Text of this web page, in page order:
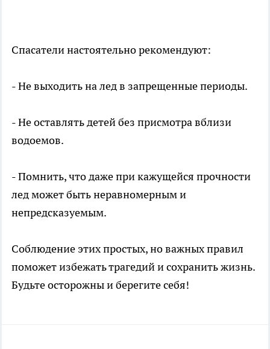
Спасатели настоятельно рекомендуют:
- Не выходить на лед в запрещенные периоды.
- Не оставлять детей без присмотра вблизи
водоемов.
- Помнить, что даже при кажущейся прочности
лед может быть неравномерным и
непредсказуемым.
Соблюдение этих простых, но важных правил
поможет избежать трагедий и сохранить жизнь.
Будьте осторожны и берегите себя!